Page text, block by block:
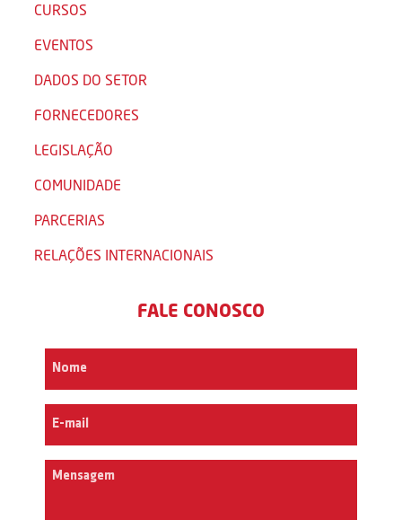
CURSOS
EVENTOS
DADOS DO SETOR
FORNECEDORES
LEGISLAÇÃO
COMUNIDADE
PARCERIAS
RELAÇÕES INTERNACIONAIS
FALE CONOSCO